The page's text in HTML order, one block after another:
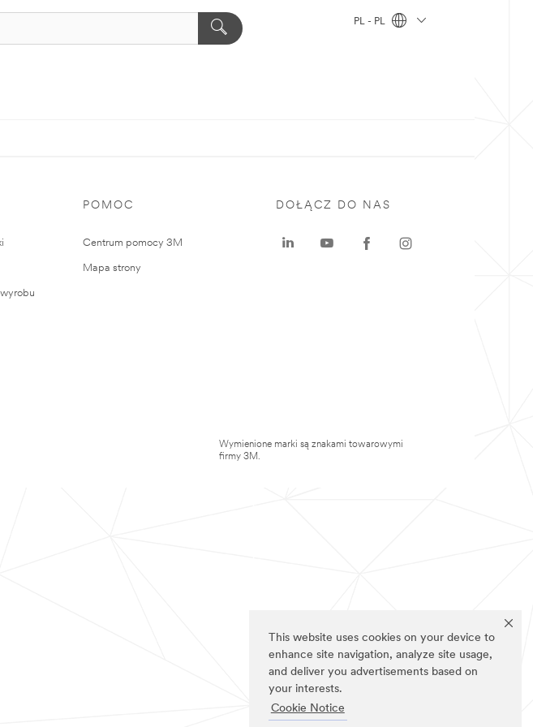
This website uses cookies on your device to
enhance site navigation, analyze site usage,
and deliver you advertisements based on
your interests.
Cookie Notice
PL - PL
POMOC
Centrum pomocy 3M
Mapa strony
DOŁĄCZ DO NAS
Wymienione marki są znakami towarowymi
firmy 3M.